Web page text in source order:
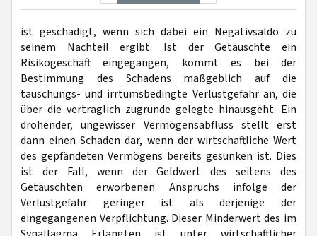
ist geschädigt, wenn sich dabei ein Negativsaldo zu
seinem Nachteil ergibt. Ist der Getäuschte ein
Risikogeschäft eingegangen, kommt es bei der
Bestimmung des Schadens maßgeblich auf die
täuschungs- und irrtumsbedingte Verlustgefahr an, die
über die vertraglich zugrunde gelegte hinausgeht. Ein
drohender, ungewisser Vermögensabfluss stellt erst
dann einen Schaden dar, wenn der wirtschaftliche Wert
des gepfändeten Vermögens bereits gesunken ist. Dies
ist der Fall, wenn der Geldwert des seitens des
Getäuschten erworbenen Anspruchs infolge der
Verlustgefahr geringer ist als derjenige der
eingegangenen Verpflichtung. Dieser Minderwert des im